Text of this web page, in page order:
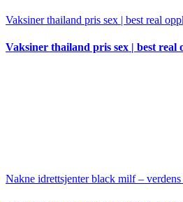
Vaksiner thailand pris sex | best real
Vaksiner thailand pris sex | best real
Nakne idrettsjenter black milf –